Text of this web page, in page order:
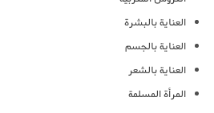
العناية بالبشرة
العناية بالجسم
العناية بالشعر
المرأة المسلمة